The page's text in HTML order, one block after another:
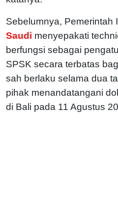
Sebelumnya, Pemerintah
Saudi menyepakati
berfungsi sebagai
SPSK secara terbatas
sah berlaku selama dua
pihak menandatangani
di Bali pada 11 Agustus